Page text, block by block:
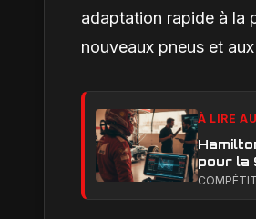
adaptation rapide à la
nouveaux pneus et
À LIRE
pour la